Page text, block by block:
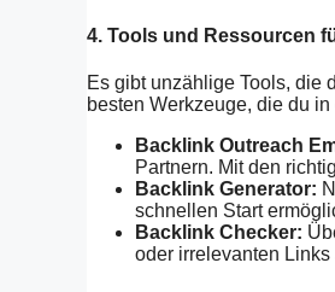
4. Tools und Ressourcen
Es gibt unzählige Tools, die
besten Werkzeuge, die du
Backlink Outreach
Partnern. Mit den
Backlink Generator:
schnellen Start
Backlink Checker:
oder irrelevanten